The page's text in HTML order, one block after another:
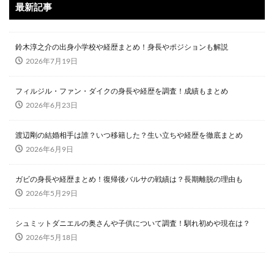
最新記事
鈴木淳之介の出身小学校や経歴まとめ！身長やポジションも解説
2026年7月19日
フィルジル・ファン・ダイクの身長や経歴を調査！成績もまとめ
2026年6月23日
渡辺剛の結婚相手は誰？いつ移籍した？生い立ちや経歴を徹底まとめ
2026年6月9日
ガビの身長や経歴まとめ！復帰後バルサの戦績は？長期離脱の理由も
2026年5月29日
シュミットダニエルの奥さんや子供について調査！馴れ初めや現在は？
2026年5月18日